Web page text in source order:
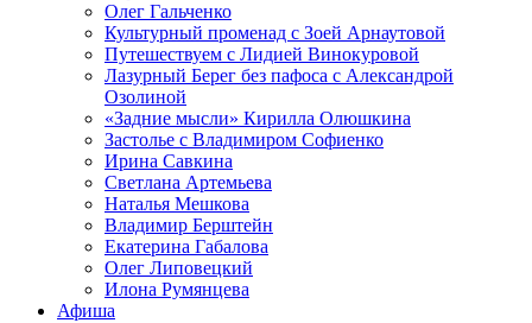
Олег Гальченко
Культурный променад с Зоей Арнаутовой
Путешествуем с Лидией Винокуровой
Лазурный Берег без пафоса с Александрой
Озолиной
«Задние мысли» Кирилла Олюшкина
Застолье с Владимиром Софиенко
Ирина Савкина
Светлана Артемьева
Наталья Мешкова
Владимир Берштейн
Екатерина Габалова
Олег Липовецкий
Илона Румянцева
Афиша